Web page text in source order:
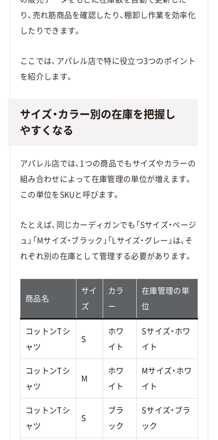
り、売れ筋商品を確認したり、棚卸し作業を効率化
したりできます。
ここでは、アパレル店で特に役立つ3つのポイント
を紹介します。
サイズ・カラー別の在庫を把握し
やすくなる
アパレル店では、1つの商品でもサイズやカラーの
組み合わせによって在庫管理の単位が増えます。
この単位をSKUと呼びます。
たとえば、同じカーディガンでも「Sサイズ・ベージ
ュ」「Mサイズ・ブラック」「Lサイズ・グレー」は、そ
れぞれ別の在庫として管理する必要があります。
商品名
サイ
ズ
カラ
ー
在庫管理の単
位
コットンTシ
ャツ
S
ホワ
イト
Sサイズ・ホワ
イト
コットンTシ
ャツ
M
ホワ
イト
Mサイズ・ホワ
イト
コットンTシ
ャツ
S
ブラ
ック
Sサイズ・ブラ
ック